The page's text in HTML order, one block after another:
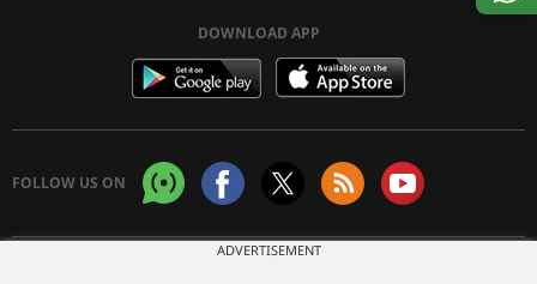
DOWNLOAD APP
FOLLOW US ON
ADVERTISEMENT